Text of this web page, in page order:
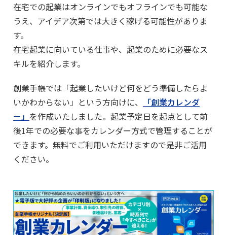
在宅での起業はオンラインでもオフラインでも可能な
うえ、アイデア次第では大きく稼げる可能性がありま
す。
在宅起業に向いている仕事や、起業のために必要なス
キルを紹介します。
創業手帳では「起業したいけど何をどう準備したらよ
いかわからない」という方向けに、
「創業カレンダ
ー」 を作成いたしました。起業予定日を起点として前
後1年での必要な事をカレンダー方式で管理することが
できます。無料でご利用いただけますので是非ご活用
ください。